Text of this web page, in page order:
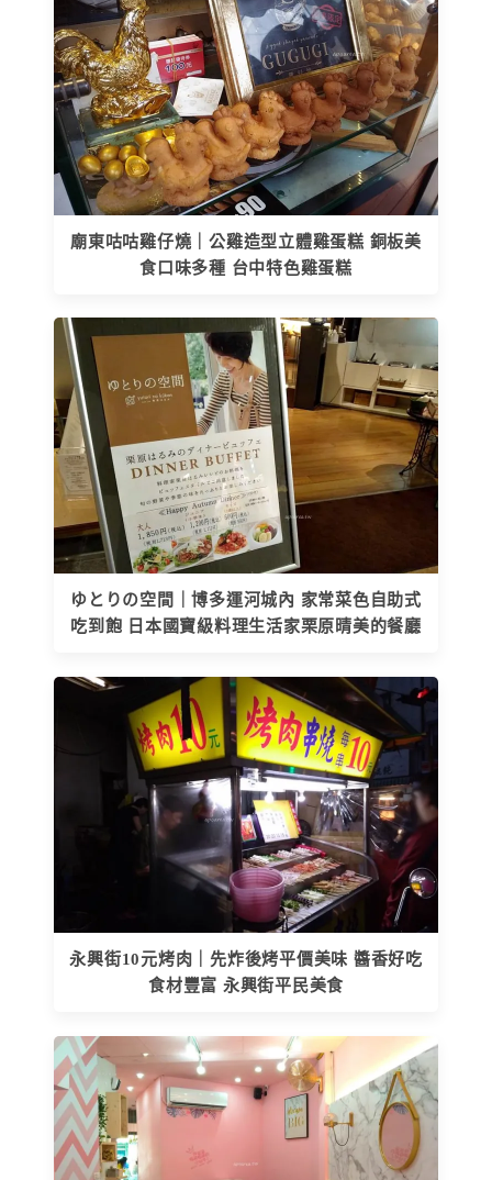
廟東咕咕雞仔燒｜公雞造型立體雞蛋糕 銅板美
食口味多種 台中特色雞蛋糕
ゆとりの空間｜博多運河城內 家常菜色自助式
吃到飽 日本國寶級料理生活家栗原晴美的餐廳
永興街10元烤肉｜先炸後烤平價美味 醬香好吃
食材豐富 永興街平民美食